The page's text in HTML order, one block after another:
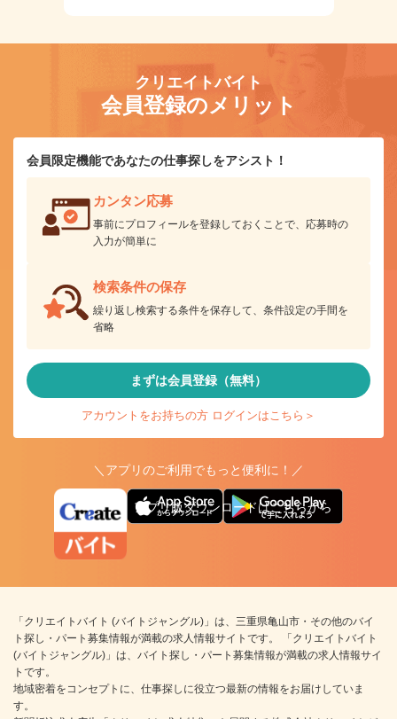
クリエイトバイト
会員登録のメリット
会員限定機能であなたの仕事探しをアシスト！
カンタン応募
事前にプロフィールを登録しておくことで、応募時の
入力が簡単に
検索条件の保存
繰り返し検索する条件を保存して、条件設定の手間を
省略
まずは会員登録（無料）
アカウントをお持ちの方 ログインはこちら＞
＼アプリのご利用でもっと便利に！／
アプリ版ダウンロードはこちらから
「クリエイトバイト (バイトジャングル)」は、三重県亀山市・その他のバイ
ト探し・パート募集情報が満載の求人情報サイトです。 「クリエイトバイト
(バイトジャングル)」は、バイト探し・パート募集情報が満載の求人情報サイ
トです。
地域密着をコンセプトに、仕事探しに役立つ最新の情報をお届けしていま
す。